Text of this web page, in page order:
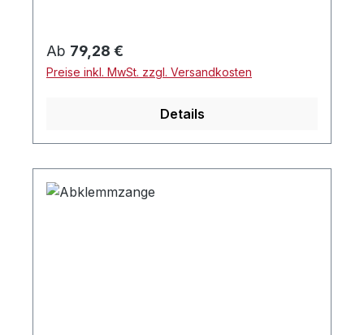
Regulärer Preis:
Ab 79,28 €
Preise inkl. MwSt. zzgl. Versandkosten
Details